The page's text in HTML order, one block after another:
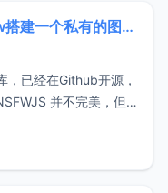
通过Docker部署一个open_nsfw搭建一个私有的图片鉴黄API
已经在Github开源，
并不完美，但
一个NSFW JS目前已